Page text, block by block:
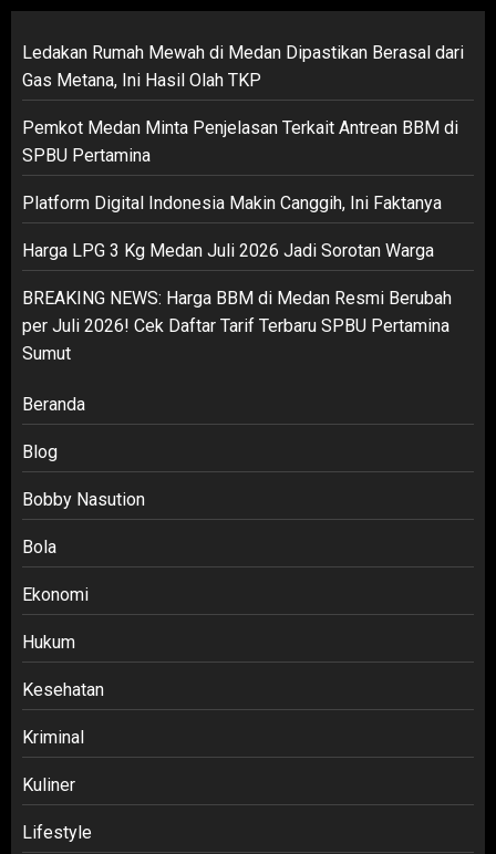
Ledakan Rumah Mewah di Medan Dipastikan Berasal dari
Gas Metana, Ini Hasil Olah TKP
Pemkot Medan Minta Penjelasan Terkait Antrean BBM di
SPBU Pertamina
Platform Digital Indonesia Makin Canggih, Ini Faktanya
Harga LPG 3 Kg Medan Juli 2026 Jadi Sorotan Warga
BREAKING NEWS: Harga BBM di Medan Resmi Berubah
per Juli 2026! Cek Daftar Tarif Terbaru SPBU Pertamina
Sumut
Beranda
Blog
Bobby Nasution
Bola
Ekonomi
Hukum
Kesehatan
Kriminal
Kuliner
Lifestyle